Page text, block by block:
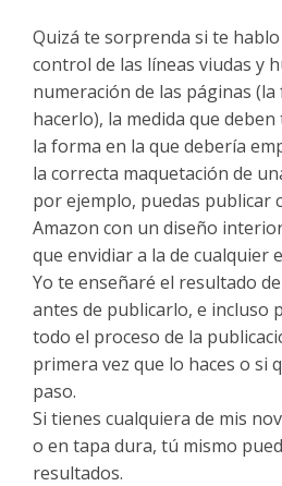
Quizá te sorprenda si te hablo
control de las líneas viudas y
numeración de las páginas
hacerlo), la medida que
la forma en la que debería
la correcta maquetación de
por ejemplo, puedas publicar
Amazon con un diseño
que envidiar a la de cualquier
Yo te enseñaré el resultado
antes de publicarlo, e incluso
todo el proceso de la
primera vez que lo haces o si
paso.
Si tienes cualquiera de mis
o en tapa dura, tú mismo
resultados.